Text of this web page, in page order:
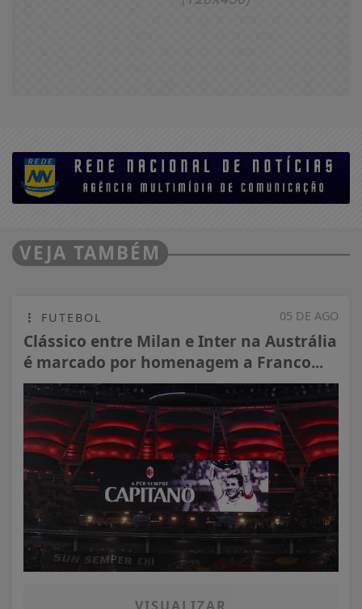
VEJA TAMBÉM
05 DE AGO
FUTEBOL
Clássico entre Milan e Inter na Austrália
é marcado por homenagem a Franco...
VISUALIZAR